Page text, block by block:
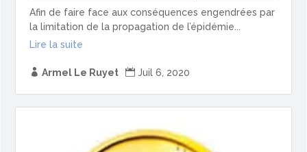
Afin de faire face aux conséquences engendrées par
la limitation de la propagation de l’épidémie...
Lire la suite
 Armel Le Ruyet  Juil 6, 2020